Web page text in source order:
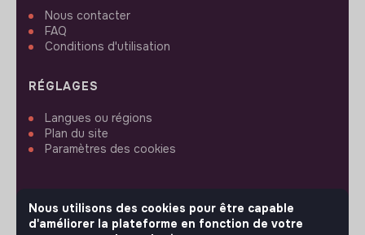
Nous contacter
FAQ
Conditions d'utilisation
RÉGLAGES
Langues ou régions
Plan du site
Paramètres des cookies
Nous utilisons des cookies pour être capable
d'améliorer la plateforme en fonction de votre